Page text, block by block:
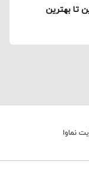
تا بهترین
نماوا